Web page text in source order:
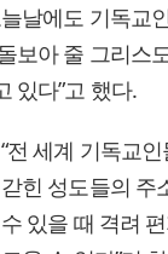
날에도 기독교
보아 줄 그리스
있다”고 했다.
전 세계 기독교
힌 성도들의 주
있을 때 격려